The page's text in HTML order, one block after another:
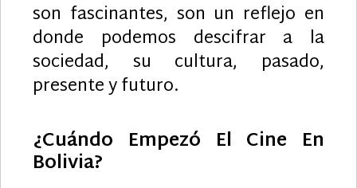
son fascinantes, son un reflejo en
donde podemos descifrar a la
sociedad, su cultura, pasado,
presente y futuro.
¿Cuándo Empezó El Cine En
Bolivia?